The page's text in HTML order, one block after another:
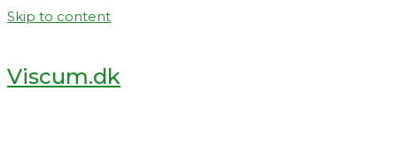
Skip to content
Viscum.dk